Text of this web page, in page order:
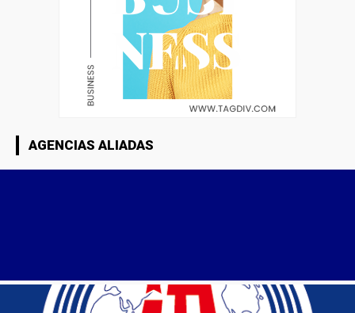
AGENCIAS ALIADAS